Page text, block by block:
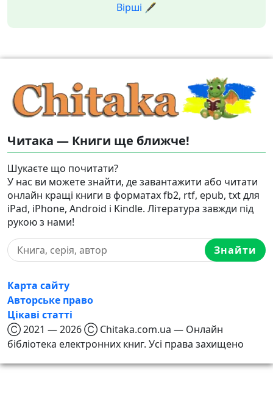
Вірші 🖋️
Читака — Книги ще ближче!
Шукаєте що почитати?
У нас ви можете знайти, де завантажити або читати
онлайн кращі книги в форматах fb2, rtf, epub, txt для
iPad, iPhone, Android і Kindle. Література завжди під
рукою з нами!
Знайти
Карта сайту
Авторське право
Цікаві статті
Ⓒ 2021 — 2026 Ⓒ Chitaka.com.ua — Онлайн
бібліотека електронних книг. Усі права захищено